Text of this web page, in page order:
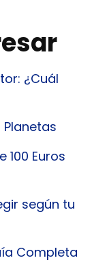
¿Cuál
100 Euros
según tu
Completa